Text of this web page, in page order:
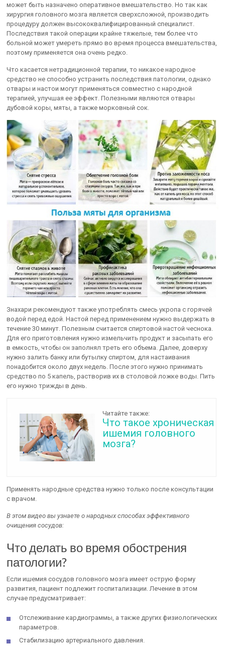
может быть назначено оперативное вмешательство. Но так как
хирургия головного мозга является сверхсложной, производить
процедуру должен высококвалифицированный специалист.
Последствия такой операции крайне тяжелые, тем более что
больной может умереть прямо во время процесса вмешательства,
поэтому применяется она очень редко.
Что касается нетрадиционной терапии, то никакое народное
средство не способно устранить последствия патологии, однако
отвары и настои могут применяться совместно с народной
терапией, улучшая ее эффект. Полезными являются отвары
дубовой коры, мяты, а также морковный сок.
Знахари рекомендуют также употреблять смесь укропа с горячей
водой перед едой. Настой перед применением нужно выдержать в
течение 30 минут. Полезным считается спиртовой настой чеснока.
Для его приготовления нужно измельчить продукт и засыпать его
в емкость, чтобы он заполнял треть его объема. Далее, доверху
нужно залить банку или бутылку спиртом, для настаивания
понадобится около двух недель. После этого нужно принимать
средство по 5 капель, растворив их в столовой ложке воды. Пить
его нужно трижды в день.
Читайте также:
Что такое хроническая
ишемия головного
мозга?
Применять народные средства нужно только после консультации
с врачом.
В этом видео вы узнаете о народных способах эффективного
очищения сосудов:
Что делать во время обострения
патологии?
Если ишемия сосудов головного мозга имеет острую форму
развития, пациент подлежит госпитализации. Лечение в этом
случае предусматривает:
Отслеживание кардиограммы, а также других физиологических
параметров.
Стабилизацию артериального давления.